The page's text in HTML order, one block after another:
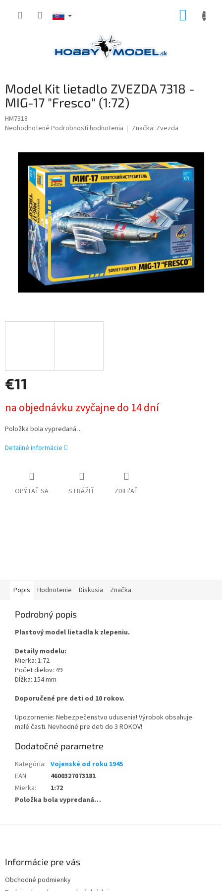
Model Kit lietadlo ZVEZDA 7318 -
MIG-17 "Fresco" (1:72)
HM7318
Priemerné
hviezdičiek.
Neohodnotené Podrobnosti hodnotenia Značka: Zvezda
€11
cena:
na objednávku zvyčajne do 14 dní
Položka bola vypredaná…
Detailné informácie
OPÝTAŤ SA STRÁŽIŤ ZDIEĽAŤ
Popis Hodnotenie Diskusia Značka
Podrobný popis
Plastový model lietadla k zlepeniu.
Detaily modelu:
Mierka: 1:72
Počet dielov: 49
Dĺžka: 154 mm
Doporučené pre deti od 10 rokov.
Upozornenie: Nebezpečenstvo udusenia! Výrobok obsahuje
malé časti. Nevhodné pre deti do 3 ROKOV!
Dodatočné parametre
Kategória: Vojenské od roku 1945
EAN:
4600327073181
Mierka:
1:72
Položka bola vypredaná…
Informácie pre vás
Obchodné podmienky